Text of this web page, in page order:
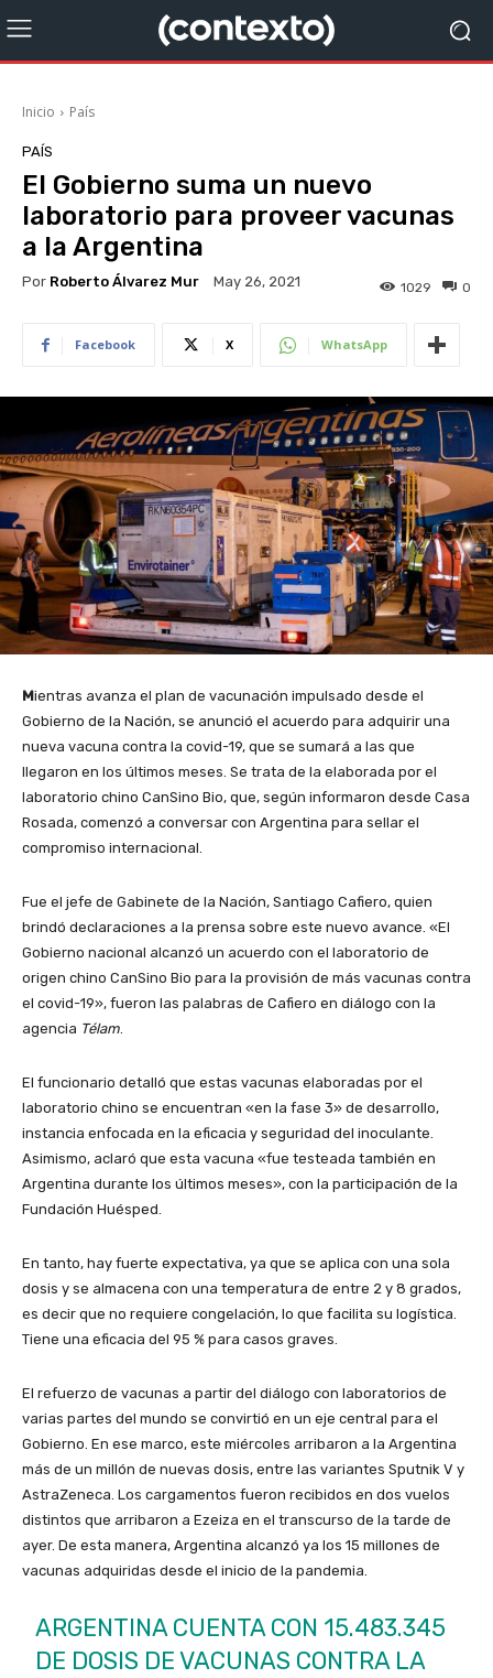
Inicio País
PAÍS
El Gobierno suma un nuevo
laboratorio para proveer vacunas
a la Argentina
Por Roberto Álvarez Mur May 26, 2021 0
1029
Facebook X WhatsApp
Mientras avanza el plan de vacunación impulsado desde el
Gobierno de la Nación, se anunció el acuerdo para adquirir una
nueva vacuna contra la covid-19, que se sumará a las que
llegaron en los últimos meses. Se trata de la elaborada por el
laboratorio chino CanSino Bio, que, según informaron desde Casa
Rosada, comenzó a conversar con Argentina para sellar el
compromiso internacional.
Fue el jefe de Gabinete de la Nación, Santiago Cafiero, quien
brindó declaraciones a la prensa sobre este nuevo avance. «El
Gobierno nacional alcanzó un acuerdo con el laboratorio de
origen chino CanSino Bio para la provisión de más vacunas contra
el covid-19», fueron las palabras de Cafiero en diálogo con la
agencia Télam.
El funcionario detalló que estas vacunas elaboradas por el
laboratorio chino se encuentran «en la fase 3» de desarrollo,
instancia enfocada en la eficacia y seguridad del inoculante.
Asimismo, aclaró que esta vacuna «fue testeada también en
Argentina durante los últimos meses», con la participación de la
Fundación Huésped.
En tanto, hay fuerte expectativa, ya que se aplica con una sola
dosis y se almacena con una temperatura de entre 2 y 8 grados,
es decir que no requiere congelación, lo que facilita su logística.
Tiene una eficacia del 95 % para casos graves.
El refuerzo de vacunas a partir del diálogo con laboratorios de
varias partes del mundo se convirtió en un eje central para el
Gobierno. En ese marco, este miércoles arribaron a la Argentina
más de un millón de nuevas dosis, entre las variantes Sputnik V y
AstraZeneca. Los cargamentos fueron recibidos en dos vuelos
distintos que arribaron a Ezeiza en el transcurso de la tarde de
ayer. De esta manera, Argentina alcanzó ya los 15 millones de
vacunas adquiridas desde el inicio de la pandemia.
ARGENTINA CUENTA CON 15.483.345
DE DOSIS DE VACUNAS CONTRA LA